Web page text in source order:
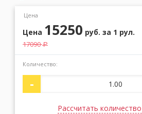
Цена
Цена 15250 руб. за 1 рул.
17090a
Количество:
-
Рассчитать